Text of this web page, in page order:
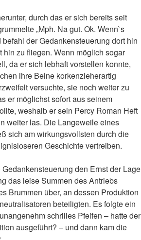
durch das er sich bereits seit
„Mph. Na gut. Ok. Wenn`s
befahl der Gedankensteuerung dort hin
hin zu fliegen. Wenn möglich sogar
da er sich lebhaft vorstellen konnte,
ihre Beine korkenzieherartig
versuchte, sie noch weiter zu
er möglichst sofort aus seinem
weshalb er sein Percy Roman Heft
weiter las. Die Langeweile eines
sich am wirkungsvollsten durch die
Geschichte vertreiben.
den Ernst der Lage
das leise Summen des Antriebs
Brummen über, an dessen Produktion
beteiligten. Es folgte ein
schrilles Pfeifen – hatte der
ausgeführt? – und dann kam die